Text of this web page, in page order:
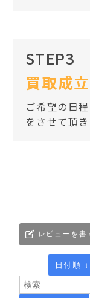
STEP3
買取成立
ご希望の日
をさせて頂き
レビューを書
日付順 ↓